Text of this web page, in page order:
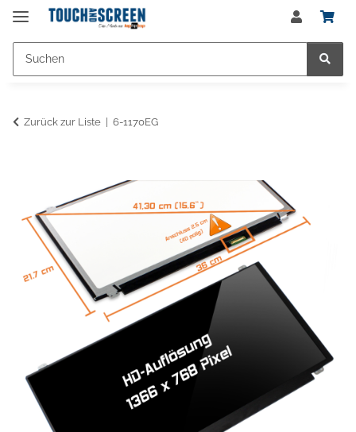
Zurück zur Liste 6-1170EG